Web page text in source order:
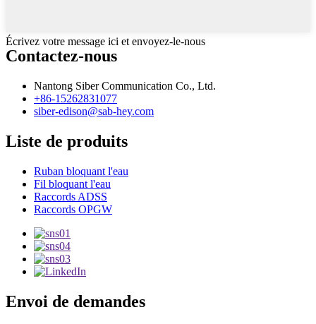
Écrivez votre message ici et envoyez-le-nous
Contactez-nous
Nantong Siber Communication Co., Ltd.
+86-15262831077
siber-edison@sab-hey.com
Liste de produits
Ruban bloquant l'eau
Fil bloquant l'eau
Raccords ADSS
Raccords OPGW
Envoi de demandes